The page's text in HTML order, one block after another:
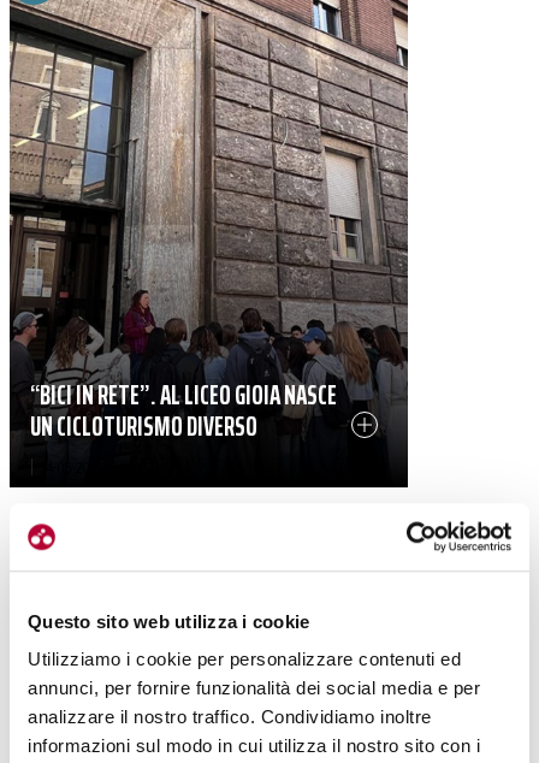
Questo sito web utilizza i cookie
Utilizziamo i cookie per personalizzare contenuti ed
annunci, per fornire funzionalità dei social media e per
analizzare il nostro traffico. Condividiamo inoltre
informazioni sul modo in cui utilizza il nostro sito con i
“BICI IN RETE”. AL LICEO GIOIA NASCE
UN CICLOTURISMO DIVERSO